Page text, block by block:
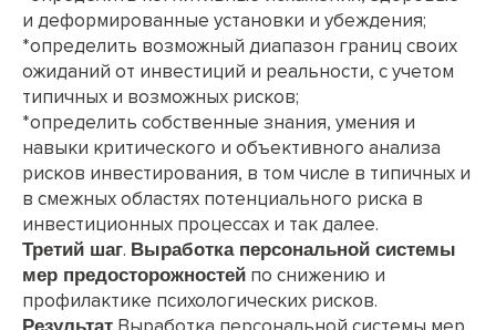
и деформированные установки и убеждения;
*определить возможный диапазон границ своих
ожиданий от инвестиций и реальности, с учетом
типичных и возможных рисков;
*определить собственные знания, умения и
навыки критического и объективного анализа
рисков инвестирования, в том числе в типичных и
в смежных областях потенциального риска в
инвестиционных процессах и так далее.
Третий шаг. Выработка персональной системы
мер предосторожностей по снижению и
профилактике психологических рисков.